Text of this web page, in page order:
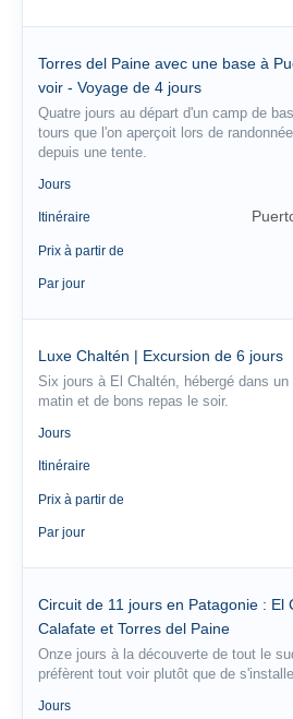
Torres del Paine avec une base à
voir - Voyage de 4 jours
Quatre jours au départ d'un camp de
tours que l'on aperçoit lors de
depuis une tente.
Jours
Itinéraire
Prix à partir de
Par jour
Luxe Chaltén | Excursion de 6 jours
Six jours à El Chaltén, hébergé dans un
matin et de bons repas le soir.
Jours
Itinéraire
Prix à partir de
Par jour
Circuit de 11 jours en Patagonie : El
Calafate et Torres del Paine
Onze jours à la découverte de tout le
préfèrent tout voir plutôt que de
Jours